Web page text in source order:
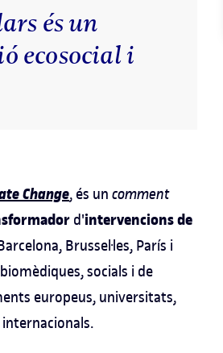
és un
ecosocial i
Change, és un comment
d'intervencions de
Brussel·les, París i
socials i de
europeus, universitats,